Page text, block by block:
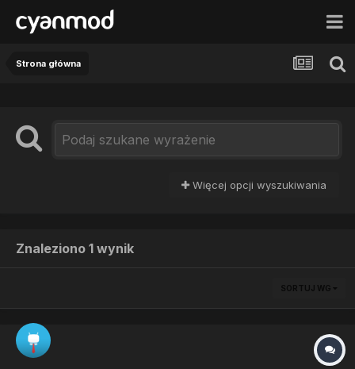
Strona główna
Więcej opcji wyszukiwania
Znaleziono 1 wynik
SORTUJ WG